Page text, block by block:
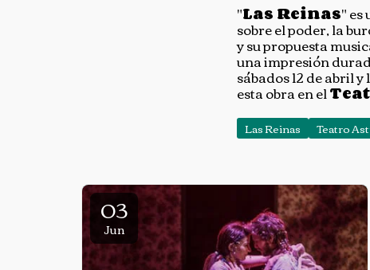
"Las Reinas"
sobre el poder, la
y su propuesta
una impresión
sábados 12 de abril
esta obra en el
Las Reinas Teatro
03
Jun